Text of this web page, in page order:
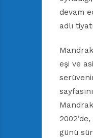
devam
adlı
eşi ve
günü